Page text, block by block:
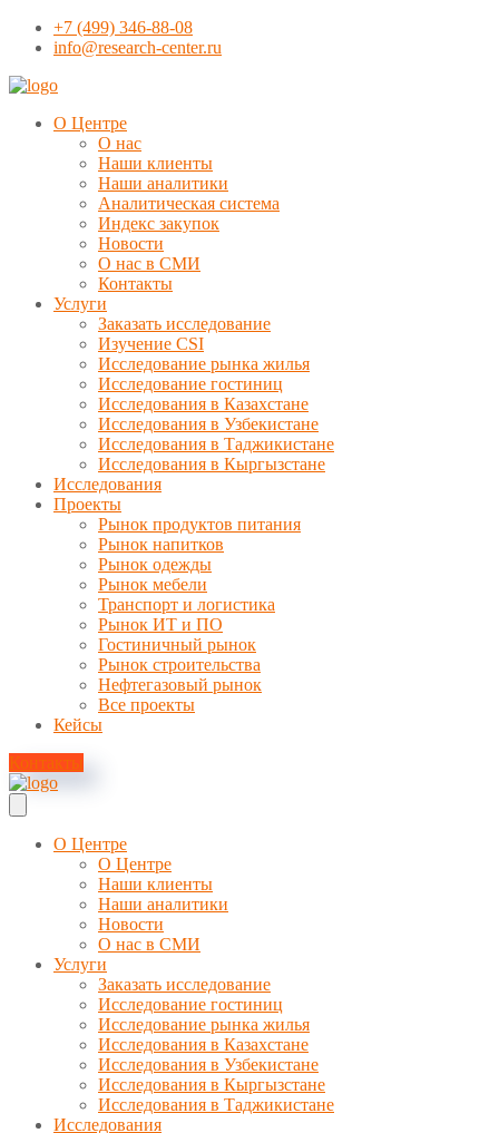
+7 (499) 346-88-08
info@research-center.ru
О Центре
О нас
Наши клиенты
Наши аналитики
Аналитическая система
Индекс закупок
Новости
О нас в СМИ
Контакты
Услуги
Заказать исследование
Изучение CSI
Исследование рынка жилья
Исследование гостиниц
Исследования в Казахстане
Исследования в Узбекистане
Исследования в Таджикистане
Исследования в Кыргызстане
Исследования
Проекты
Рынок продуктов питания
Рынок напитков
Рынок одежды
Рынок мебели
Транспорт и логистика
Рынок ИТ и ПО
Гостиничный рынок
Рынок строительства
Нефтегазовый рынок
Все проекты
Кейсы
Контакты
О Центре
О Центре
Наши клиенты
Наши аналитики
Новости
О нас в СМИ
Услуги
Заказать исследование
Исследование гостиниц
Исследование рынка жилья
Исследования в Казахстане
Исследования в Узбекистане
Исследования в Кыргызстане
Исследования в Таджикистане
Исследования